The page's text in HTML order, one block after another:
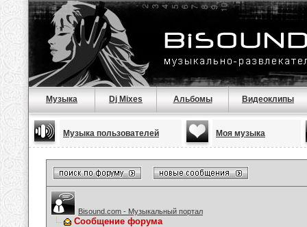
Музыка Dj Mixes Альбомы Видеоклипы
Музыка пользователей Моя музыка
Bisound.com - Музыкальный портал
Сообщение форума